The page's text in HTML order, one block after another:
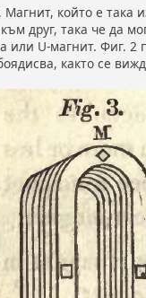
който е така
друг, така че да
или U-магнит. Фиг. 2
както се